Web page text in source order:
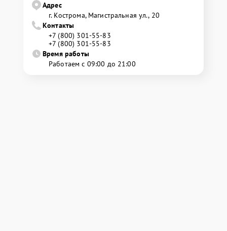
Адрес
г. Кострома, Магистральная ул., 20
Контакты
+7 (800) 301-55-83
+7 (800) 301-55-83
Время работы
Работаем с 09:00 до 21:00